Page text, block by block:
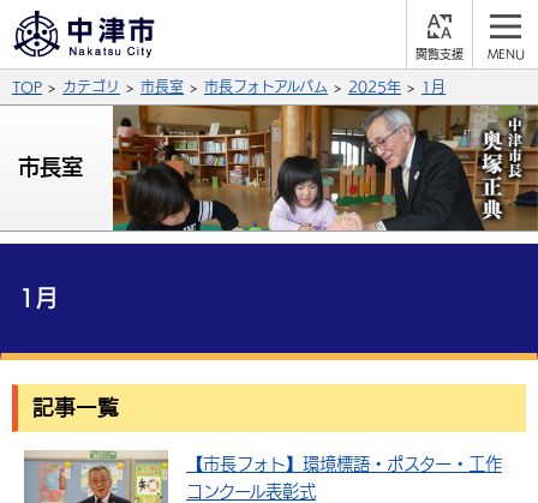
支
ふりがなをつける
背景色
青
文字の大きさ
拡大 標準 縮小
言語を選択
サイト内検索
くらしの情報
届出・登録・証明
福祉・介護 健康・予防
事業者の方へ
入札・契約 産業・雇用
子育て・教育
TOP カテゴリ 市長室 市長フォトアルバム 2025年 1月
市長室
1月
記事一覧
【市長フォト】環境標語・ポスター・工作
コンクール表彰式